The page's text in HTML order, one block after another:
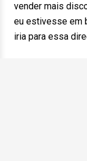
vender mais
eu estivesse em
iria para essa